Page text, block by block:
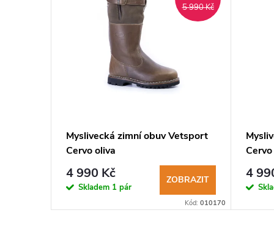
5 990 Kč
Myslivecká zimní obuv Vetsport
Cervo oliva
4 990 Kč
Skladem 1 pár
ZOBRAZIT
Kód: 010170
4